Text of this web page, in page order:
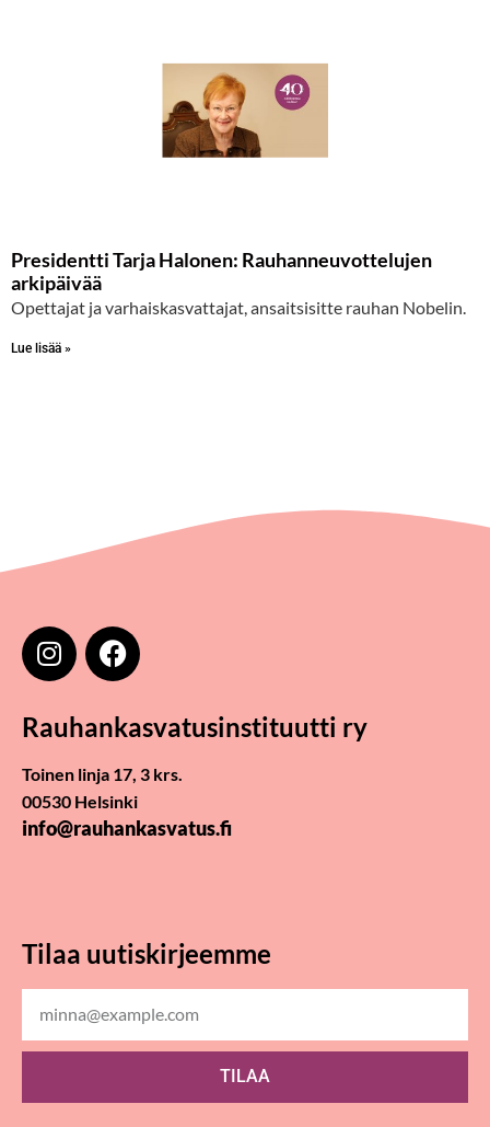
Presidentti Tarja Halonen: Rauhanneuvottelujen
arkipäivää
Opettajat ja varhaiskasvattajat, ansaitsisitte rauhan Nobelin.
Lue lisää »
Rauhankasvatus­instituutti ry
Toinen linja 17, 3 krs.
00530 Helsinki
info@rauhankasvatus.fi
Tilaa uutiskirjeemme
TILAA